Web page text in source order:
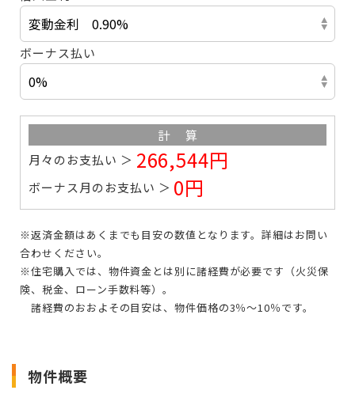
ボーナス払い
計算
月々のお支払い
266,544円
ボーナス月のお支払い 0円
※返済金額はあくまでも目安の数値となります。詳細はお問い
合わせください。
※住宅購入では、物件資金とは別に諸経費が必要です （火災保
険、税金、ローン手数料等）。
諸経費のおおよその目安は、物件価格の3％～10％です。
物件概要